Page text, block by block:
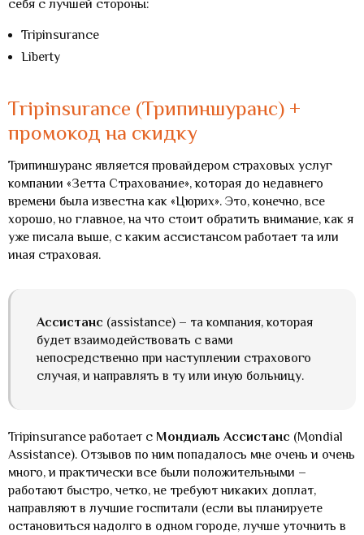
себя с лучшей стороны:
Tripinsurance
Liberty
Tripinsurance (Трипиншуранс) +
промокод на скидку
Трипиншуранс является провайдером страховых услуг
компании «Зетта Страхование», которая до недавнего
времени была известна как «Цюрих». Это, конечно, все
хорошо, но главное, на что стоит обратить внимание, как я
уже писала выше, с каким ассистансом работает та или
иная страховая.
Ассистанс (assistance) – та компания, которая
будет взаимодействовать с вами
непосредственно при наступлении страхового
случая, и направлять в ту или иную больницу.
Tripinsurance работает с Мондиаль Ассистанс (Mondial
Assistance). Отзывов по ним попадалось мне очень и очень
много, и практически все были положительными –
работают быстро, четко, не требуют никаких доплат,
направляют в лучшие госпитали (если вы планируете
остановиться надолго в одном городе, лучше уточнить в